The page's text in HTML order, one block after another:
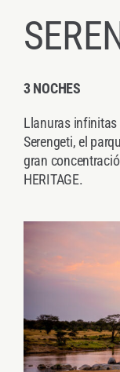
3 NOCHES
Llanuras infinitas
Serengeti, el
gran
HERITAGE.